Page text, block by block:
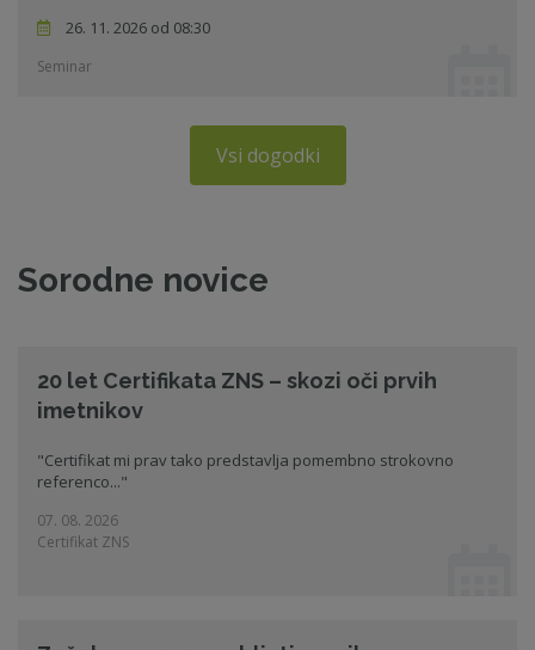
26. 11. 2026 od 08:30
Seminar
Vsi dogodki
Sorodne novice
20 let Certifikata ZNS – skozi oči prvih
imetnikov
"Certifikat mi prav tako predstavlja pomembno strokovno
referenco..."
07. 08. 2026
Certifikat ZNS